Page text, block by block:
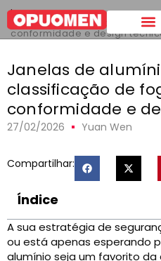
Lar >
Janelas de alumínio com
conformidade e design
Janelas de
classificação de
conformidade e
27/02/2026 Yuan Wen
Compartilhar:
Índice
A sua estratégia de
ou está apenas esperando
alumínio seja um favorito